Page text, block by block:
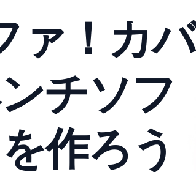
ァ！カバ
チソフ
作ろう